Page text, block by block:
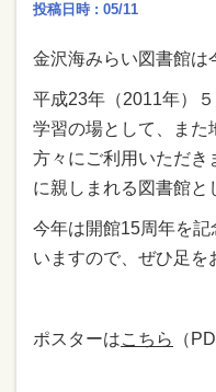
投稿日時 : 05/11
金沢海みらい図書館は
平成23年（2011年）
学習の場として、また
方々にご利用いただき
に親しまれる図書館と
今年は開館15周年を
いますので、ぜひ足を
ポスターはこちら （